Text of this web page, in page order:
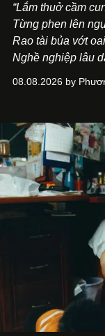
“Lắm thuở cầm
Từng phen lên
Rao tài bủa vớt
Nghề nghiệp lâu
08.08.2026 by